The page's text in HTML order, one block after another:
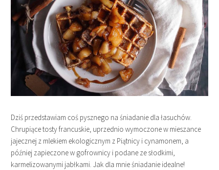
Dziś przedstawiam coś pysznego na śniadanie dla łasuchów.
Chrupiące tosty francuskie, uprzednio wymoczone w mieszance
jajecznej z mlekiem ekologicznym z Piątnicy i cynamonem, a
później zapieczone w gofrownicy i podane ze słodkimi,
karmelizowanymi jabłkami. Jak dla mnie śniadanie idealne!